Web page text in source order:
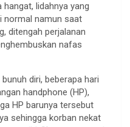
lidahnya yang
normal namun saat
ditengah perjalanan
nafas
diri, beberapa hari
handphone (HP),
HP barunya tersebut
sehingga korban nekat